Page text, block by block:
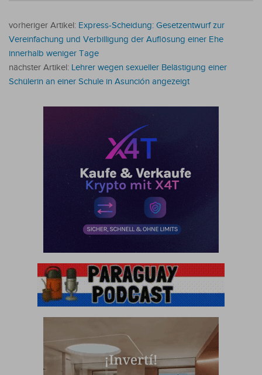
vorheriger Artikel: Express-Scheidung: Gesetzentwurf zur
Vereinfachung und Verbilligung der Auflösung einer Ehe
innerhalb weniger Tage ​
nächster Artikel: Lehrer wegen sexueller Belästigung einer
Schülerin an einer Schule in Asunción angezeigt